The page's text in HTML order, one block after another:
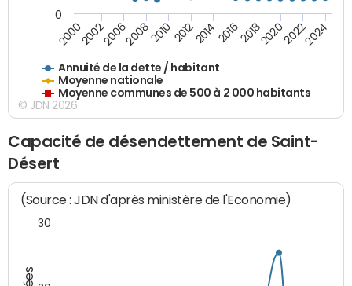
Annuité de la dette / habitant
Moyenne nationale
Moyenne communes de 500 à 2 000 habitants
20002002200620082010 2012201420162018202020222024
0
© JDN 2026
Capacité de désendettement de Saint-
Désert
(Source : JDN d'après ministère de l'Economie)
30